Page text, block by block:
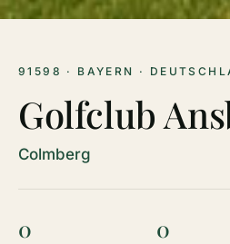
91598 · BAYERN ·
Golfclub
Colmberg
0 0